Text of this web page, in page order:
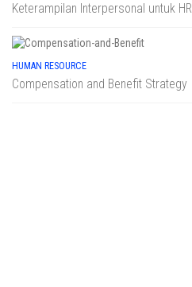
Keterampilan Interpersonal untuk HR
HUMAN RESOURCE
Compensation and Benefit Strategy